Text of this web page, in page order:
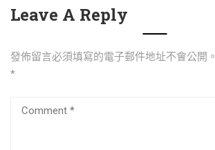
Leave A Reply
發佈留言必須填寫的電子郵件地址不會公開。
*